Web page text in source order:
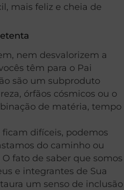
mais feliz e cheia de
nem desvalorizem a
têm para o Pai
são um subproduto
órfãos cósmicos ou o
de matéria, tempo
ficam difíceis, podemos
do caminho ou
fato de saber que somos
e integrantes de Sua
um senso de inclusão